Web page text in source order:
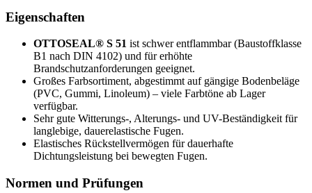
Eigenschaften
OTTOSEAL® S 51 ist schwer entflammbar (Baustoffklasse
B1 nach DIN 4102) und für erhöhte
Brandschutzanforderungen geeignet.
Großes Farbsortiment, abgestimmt auf gängige Bodenbeläge
(PVC, Gummi, Linoleum) – viele Farbtöne ab Lager
verfügbar.
Sehr gute Witterungs-, Alterungs- und UV-Beständigkeit für
langlebige, dauerelastische Fugen.
Elastisches Rückstellvermögen für dauerhafte
Dichtungsleistung bei bewegten Fugen.
Normen und Prüfungen